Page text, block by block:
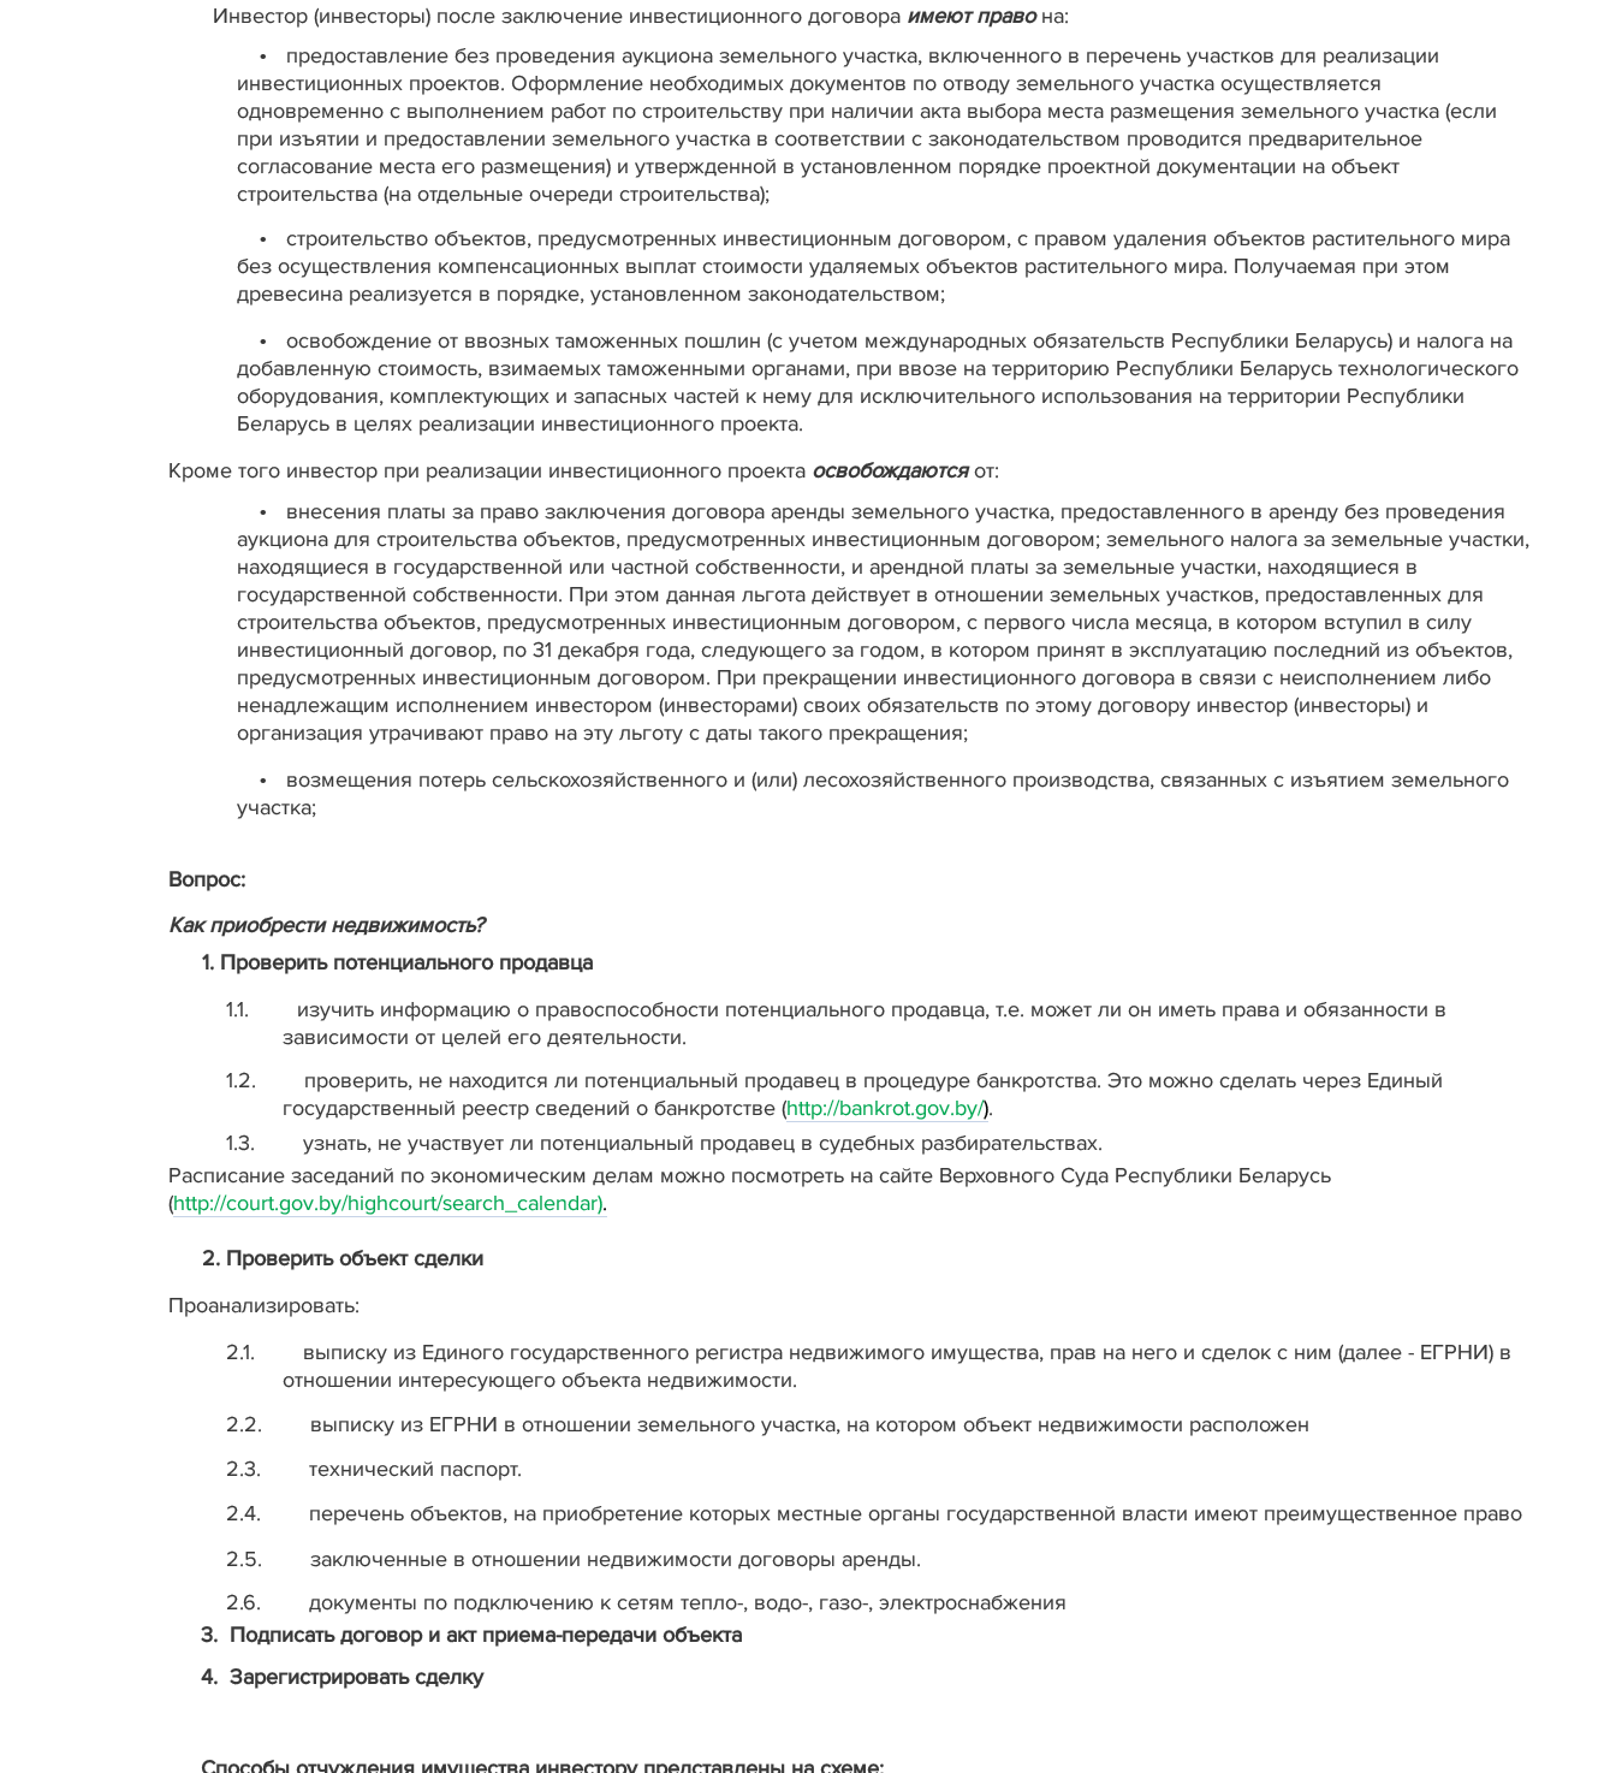
Инвестор (инвесторы) после заключение инвестиционного договора имеют правона:
•
предоставление без проведения аукциона земельного участка, включенного в перечень участков для реализации
инвестиционных проектов. Оформление необходимых документов по отводу земельного участка осуществляется
одновременно с выполнением работ по строительству при наличии акта выбора места размещения земельного участка (если
при изъятии и предоставлении земельного участка в соответствии с законодательством проводится предварительное
согласование места его размещения) и утвержденной в установленном порядке проектной документации на объект
строительства (на отдельные очереди строительства);
•
строительство объектов, предусмотренных инвестиционным договором, с правом удаления объектов растительного мира
без осуществления компенсационных выплат стоимости удаляемых объектов растительного мира. Получаемая при этом
древесина реализуется в порядке, установленном законодательством;
•
освобождение от ввозных таможенных пошлин (с учетом международных обязательств Республики Беларусь) и налога на
добавленную стоимость, взимаемых таможенными органами, при ввозе на территорию Республики Беларусь технологического
оборудования, комплектующих и запасных частей к нему для исключительного использования на территории Республики
Беларусь в целях реализации инвестиционного проекта.
Кроме того инвестор при реализации инвестиционного проекта освобождаютсяот:
•
внесения платы за право заключения договора аренды земельного участка, предоставленного в аренду без проведения
аукциона для строительства объектов, предусмотренных инвестиционным договором; земельного налога за земельные участки,
находящиеся в государственной или частной собственности, и арендной платы за земельные участки, находящиеся в
государственной собственности. При этом данная льгота действует в отношении земельных участков, предоставленных для
строительства объектов, предусмотренных инвестиционным договором, с первого числа месяца, в котором вступил в силу
инвестиционный договор, по 31 декабря года, следующего за годом, в котором принят в эксплуатацию последний из объектов,
предусмотренных инвестиционным договором. При прекращении инвестиционного договора в связи с неисполнением либо
ненадлежащим исполнением инвестором (инвесторами) своих обязательств по этому договору инвестор (инвесторы) и
организация утрачивают право на эту льготу с даты такого прекращения;
•
возмещения потерь сельскохозяйственного и (или) лесохозяйственного производства, связанных с изъятием земельного
участка;
Вопрос:
Как приобрести недвижимость?
1. Проверить потенциального продавца
1.1.
изучить информацию о правоспособности потенциального продавца, т.е. может ли он иметь права и обязанности в
зависимости от целей его деятельности.
1.2.
проверить, не находится ли потенциальный продавец в процедуре банкротства. Это можно сделать через Единый
государственный реестр сведений о банкротстве (http://bankrot.gov.by/).
1.3.
узнать, не участвует ли потенциальный продавец в судебных разбирательствах.
Расписание заседаний по экономическим делам можно посмотреть на сайте Верховного Суда Республики Беларусь
(http://court.gov.by/highcourt/search calendar).
2. Проверить объект сделки
Проанализировать:
2.1.
выписку из Единого государственного регистра недвижимого имущества, прав на него и сделок с ним (далее - ЕГРНИ) в
отношении интересующего объекта недвижимости.
2.2.
выписку из ЕГРНИ в отношении земельного участка, на котором объект недвижимости расположен
2.3.
технический паспорт.
2.4.
перечень объектов, на приобретение которых местные органы государственной власти имеют преимущественное право
2.5.
заключенные в отношении недвижимости договоры аренды.
2.6.
документы по подключению к сетям тепло-, водо-, газо-, электроснабжения
3. Подписать договор и акт приема-передачи объекта
4. Зарегистрировать сделку